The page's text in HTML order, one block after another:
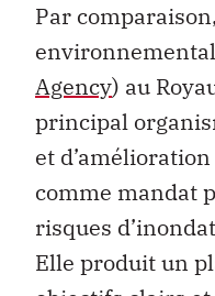
Par
Agency) au
principal
et
comme mandat
risques
Elle produit un